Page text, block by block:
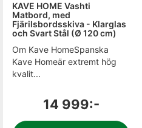
KAVE HOME Vashti
Matbord, med
Fjärilsbordsskiva - Klarglas
och Svart Stål (Ø 120 cm)
Om Kave HomeSpanska
Kave Homeär extremt hög
kvalit...
14 999:-